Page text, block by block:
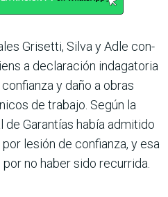
Grisetti, Silva y Adle con­
a declaración indagatoria
y daño a obras
de trabajo. Según la
de Garantías había admi­tido
lesión de confianza, y esa
no haber sido recurrida.